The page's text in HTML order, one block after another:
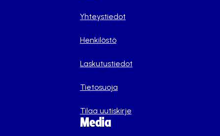
Yhteystiedot
Henkilöstö
Laskutustiedot
Tietosuoja
Tilaa uutiskirje
Media